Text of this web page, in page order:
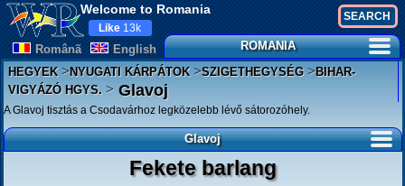
Welcome to Romania
Românã English
Like 13k
ROMANIA
HEGYEK>NYUGATI KÁRPÁTOK>SZIGETHEGYSÉG>BIHAR-
VIGYÁZÓ HGYS. >Glavoj
A Glavoj tisztás a Csodavárhoz legközelebb lévő sátorozóhely.
Glavoj
Fekete barlang